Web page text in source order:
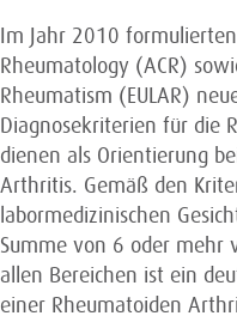
Im Jahr 2010
Rheumatology (ACR)
Rheumatism (EULAR)
Diagnosekriterien für die
dienen als Orientierung
Arthritis. Gemäß den
labormedizinischen
Summe von 6 oder mehr
allen Bereichen ist ein
einer Rheuma­toiden